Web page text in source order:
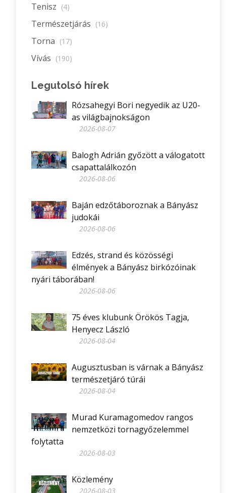
Tenisz (4)
Természetjárás (16)
Torna (17)
Vívás (190)
Legutolsó hírek
Rózsahegyi Bori negyedik az U20-
as világbajnokságon
2026-08-07
Balogh Adrián győzött a válogatott
csapattalálkozón
2026-08-06
Baján edzőtáboroznak a Bányász
judokái
2026-08-06
Edzés, strand és közösségi
élmények a Bányász birkózóinak
nyári táborában!
2026-08-06
75 éves klubunk Örökös Tagja,
Henyecz László
2026-08-04
Augusztusban is várnak a Bányász
természetjáró túrái
2026-08-04
Murad Kuramagomedov rangos
nemzetközi tornagyőzelemmel
folytatta
2026-08-03
Közlemény
2026-08-03